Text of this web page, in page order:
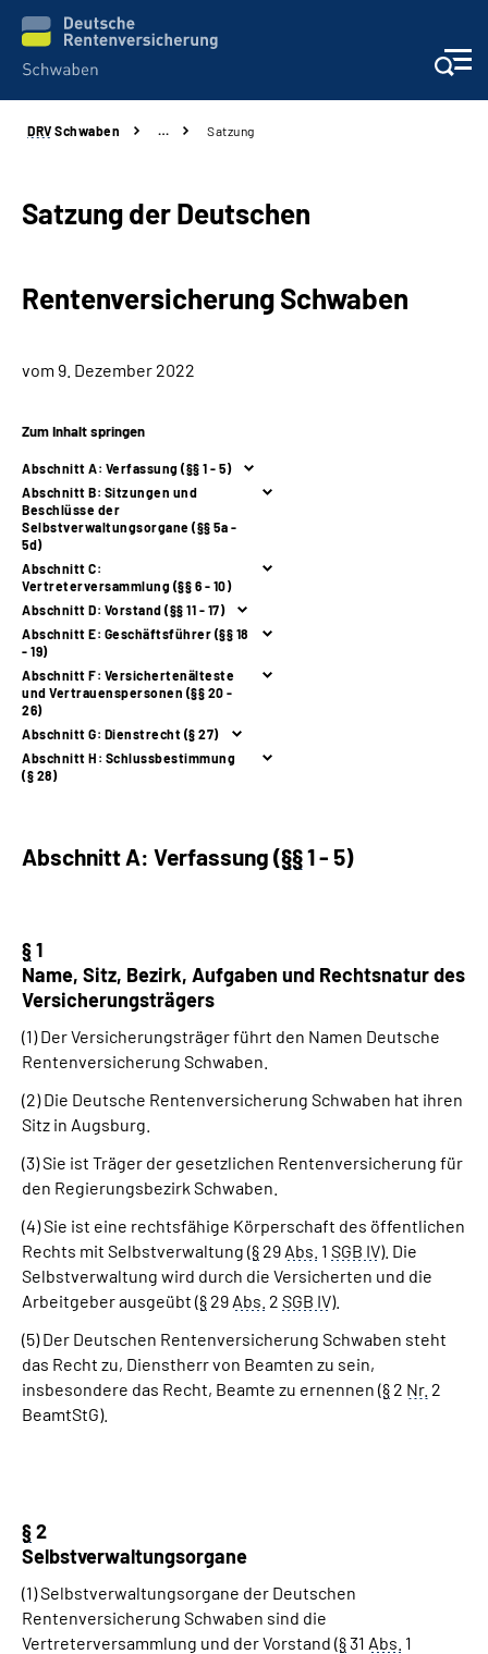
Services
Beratung und Kontakt
Über uns
Online-Services
Inhalte in Gebärdensprache (DGS)
Leichte Sprache
Suche
DRV Schwaben … Satzung
Satzung der Deutschen
Rentenversicherung Schwaben
vom 9. Dezember 2022
Zum Inhalt springen
Abschnitt A: Verfassung (§§ 1 - 5)
Abschnitt B: Sitzungen und
Beschlüsse der
Selbstverwaltungsorgane (§§ 5a -
5d)
Abschnitt C:
Vertreterversammlung (§§ 6 - 10)
Abschnitt D: Vorstand (§§ 11 - 17)
Abschnitt E: Geschäftsführer (§§ 18
- 19)
Abschnitt F: Versichertenälteste
und Vertrauenspersonen (§§ 20 -
26)
Abschnitt G: Dienstrecht (§ 27)
Abschnitt H: Schlussbestimmung
(§ 28)
Abschnitt A: Verfassung (§§1 - 5)
§1
Name, Sitz, Bezirk, Aufgaben und Rechtsnatur des
Versicherungsträgers
(1) Der Versicherungsträger führt den Namen Deutsche
Rentenversicherung Schwaben.
(2) Die Deutsche Rentenversicherung Schwaben hat ihren
Sitz in Augsburg.
(3) Sie ist Träger der gesetzlichen Rentenversicherung für
den Regierungsbezirk Schwaben.
(4) Sie ist eine rechtsfähige Körperschaft des öffentlichen
Rechts mit Selbstverwaltung (§ 29 Abs. 1 SGB IV). Die
Selbstverwaltung wird durch die Versicherten und die
Arbeitgeber ausgeübt (§ 29 Abs. 2 SGB IV).
(5) Der Deutschen Rentenversicherung Schwaben steht
das Recht zu, Dienstherr von Beamten zu sein,
insbesondere das Recht, Beamte zu ernennen (§ 2 Nr. 2
BeamtStG).
§2
Selbstverwaltungsorgane
(1) Selbstverwaltungsorgane der Deutschen
Rentenversicherung Schwaben sind die
Vertreterversammlung und der Vorstand (§31 Abs. 1